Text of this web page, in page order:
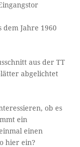
Jahre 1960
aus der TT
abgelichtet
ob es
ein
einen
hier ein?